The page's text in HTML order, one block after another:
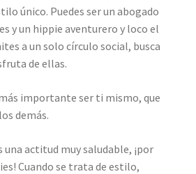
único. Puedes ser un abogado
y un hippie aventurero y loco el
a un solo círculo social, busca
de ellas.
importante ser ti mismo, que
demás.
una actitud muy saludable, ¡por
Cuando se trata de estilo,